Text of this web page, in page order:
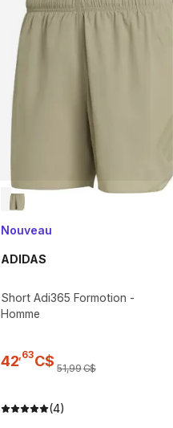
Nouveau
ADIDAS
Short Adi365 Formotion -
Homme
42,63C$ 51,99C$
(4)